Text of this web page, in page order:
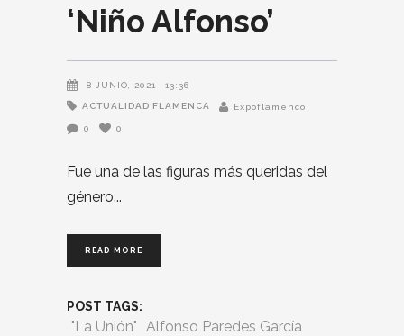
‘Niño Alfonso’
8 JUNIO, 2021 13:36
ACTUALIDAD FLAMENCA Expoflamenco
0 0
Fue una de las figuras más queridas del
género
READ MORE
POST TAGS:
"La Unión" Alfonso Paredes García